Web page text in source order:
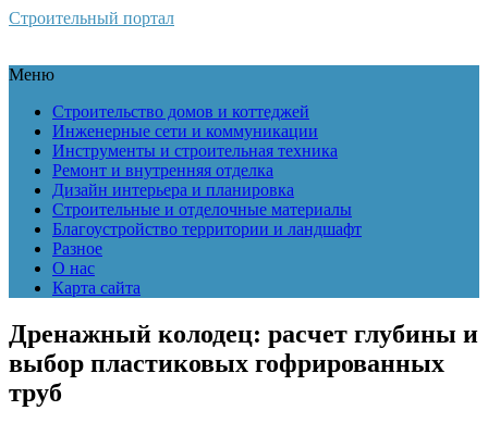
Строительный портал
Меню
Строительство домов и коттеджей
Инженерные сети и коммуникации
Инструменты и строительная техника
Ремонт и внутренняя отделка
Дизайн интерьера и планировка
Строительные и отделочные материалы
Благоустройство территории и ландшафт
Разное
О нас
Карта сайта
Дренажный колодец: расчет глубины и
выбор пластиковых гофрированных
труб